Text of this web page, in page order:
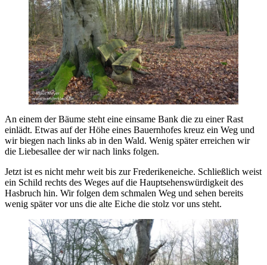
An einem der Bäume steht eine einsame Bank die zu einer Rast
einlädt. Etwas auf der Höhe eines Bauernhofes kreuz ein Weg und
wir biegen nach links ab in den Wald. Wenig später erreichen wir
die Liebesallee der wir nach links folgen.
Jetzt ist es nicht mehr weit bis zur Frederikeneiche. Schließlich weist
ein Schild rechts des Weges auf die Hauptsehenswürdigkeit des
Hasbruch hin. Wir folgen dem schmalen Weg und sehen bereits
wenig später vor uns die alte Eiche die stolz vor uns steht.